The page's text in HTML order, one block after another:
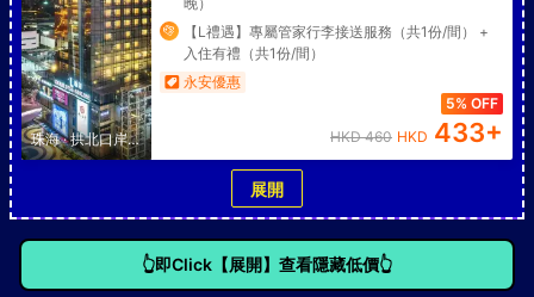
珠海·拱北口岸/
【L禮遇】專屬管家行李接送服務（共1份/間） +
入住有禮（共1份/間）
永安優惠
5% OFF
HKD460 HKD 433+
展開
👆即Click【展開】查看隱藏低價👆